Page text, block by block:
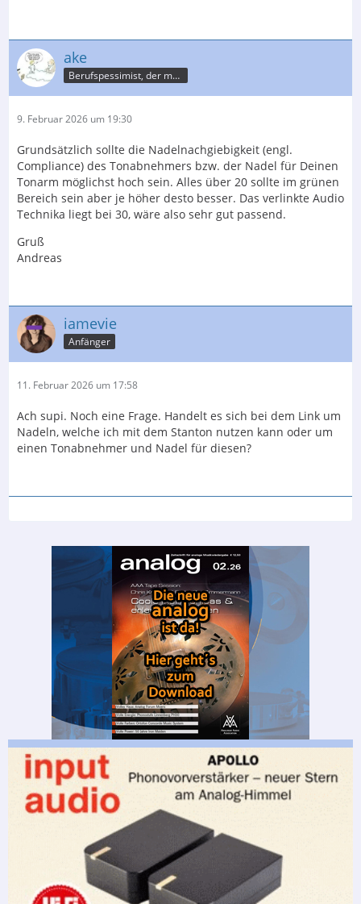
ake
Berufspessimist, der meist recht behält
9. Februar 2026 um 19:30
Grundsätzlich sollte die Nadelnachgiebigkeit (engl.
Compliance) des Tonabnehmers bzw. der Nadel für Deinen
Tonarm möglichst hoch sein. Alles über 20 sollte im grünen
Bereich sein aber je höher desto besser. Das verlinkte Audio
Technika liegt bei 30, wäre also sehr gut passend.
Gruß
Andreas
iamevie
Anfänger
11. Februar 2026 um 17:58
Ach supi. Noch eine Frage. Handelt es sich bei dem Link um
Nadeln, welche ich mit dem Stanton nutzen kann oder um
einen Tonabnehmer und Nadel für diesen?